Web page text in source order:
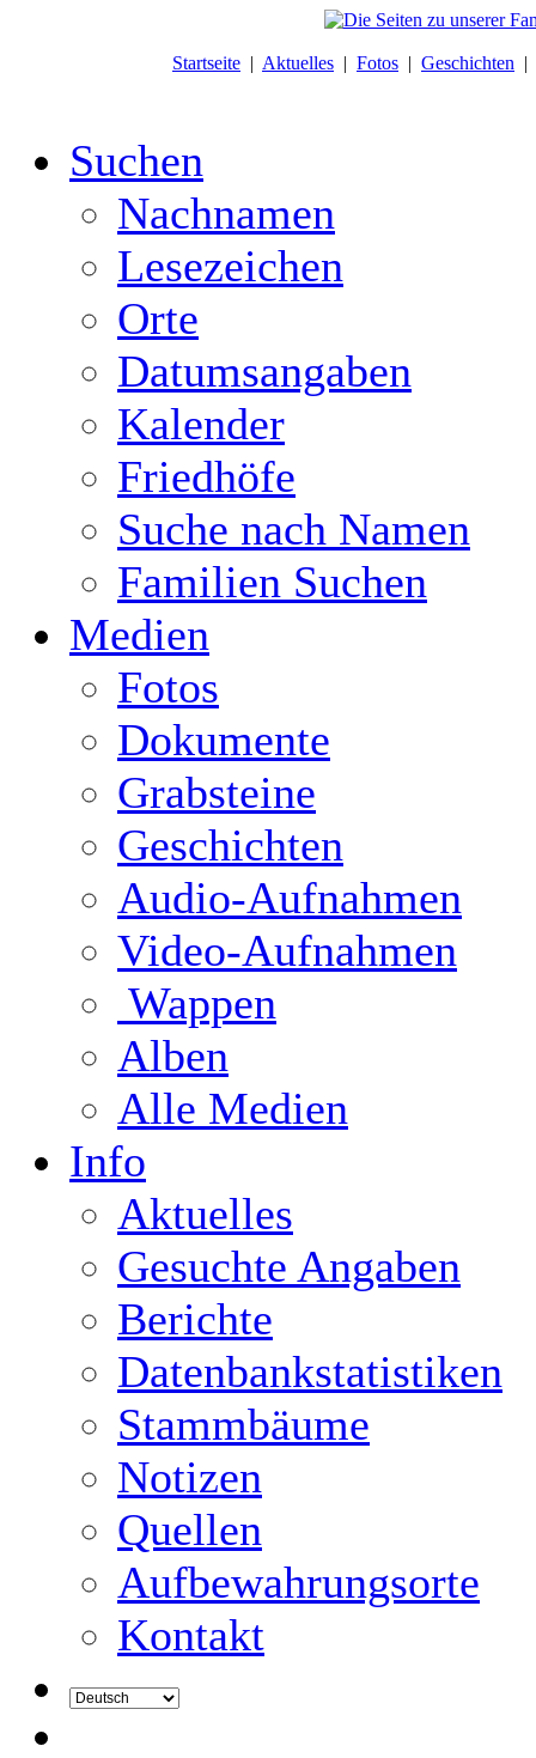
Startseite | Aktuelles | Fotos | Geschichten |
Suchen
Nachnamen
Lesezeichen
Orte
Datumsangaben
Kalender
Friedhöfe
Suche nach Namen
Familien Suchen
Medien
Fotos
Dokumente
Grabsteine
Geschichten
Audio-Aufnahmen
Video-Aufnahmen
Wappen
Alben
Alle Medien
Info
Aktuelles
Gesuchte Angaben
Berichte
Datenbankstatistiken
Stammbäume
Notizen
Quellen
Aufbewahrungsorte
Kontakt